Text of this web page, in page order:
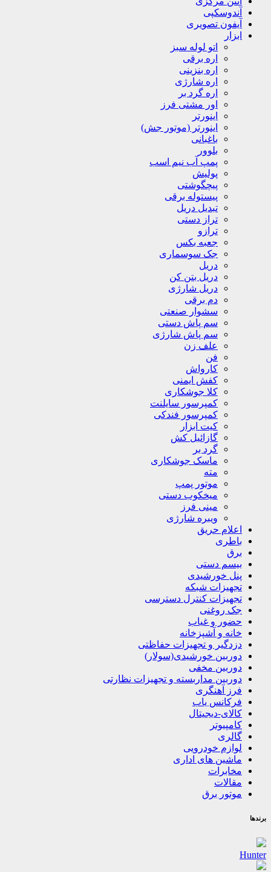
آندوسکپی
آیفون تصویری
ابزار
اتو لوله سبز
اره برقی
اره بنزینی
اره شارژی
اره گرد بر
اور مشتی فرز
اینورتر
اینورتر (موتور جش)
باغبانی
بلوور
پمپ آب نیم اسب
پولیش
پیچگوشتی
پیستوله برقی
تبدیل دریل
تراز دستی
ترازو
جعبه بکس
جک سوسماری
دریل
دریل بتن کن
دریل شارژی
دم برقی
سشوار صنعتی
سم پاش دستی
سم پاش شارژی
علف زن
فن
کارواش
کفش ایمنی
کلا جوشکاری
کمپرسور سایلنت
کمپرسور فندکی
کیت ابزار
گازائیل کش
گرد بر
ماسک جوشکاری
مته
موتور پمپ
میخکوب دستی
مینی فرز
ویبره شارژی
اعلام حریق
باطری
برق
بیسم دستی
پنل خورشیدی
تجهیزات شبکه
تجهیزات کنترل دسترسی
جک روغنی
حضور و غیاب
خانه و آشپزخانه
دزدگیر و تجهیزات حفاظتی
دوربین خورشیدی(سولار)
دوربین مخفی
دوربین مداربسته و تجهیزات نظارتی
فرز آهنگری
فرکانس یاب
کالای-دیجیتال
کامپیوتر
گالری
لوازم خودرویی
ماشین های اداری
مخابرات
مقالات
موتور برق
برندها
Hunter